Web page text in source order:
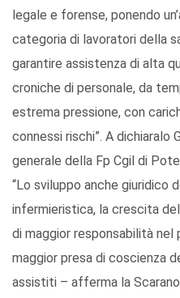
legale e forense, ponendo
categoria di lavoratori della
garantire assistenza di alta
croniche di personale, da
estrema pressione, con
connessi rischi”. A dichiaralo
generale della Fp Cgil di
“Lo sviluppo anche giuridico
infermieristica, la crescita
di maggior responsabilità
maggior presa di coscienza
assistiti – afferma la